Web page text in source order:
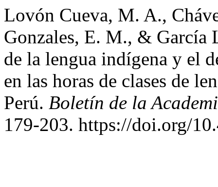
Lovón Cueva, M. A.,
Gonzales, E. M., & García
de la lengua indígena y el
en las horas de clases de
Perú. Boletín de la
179-203. https://doi.org/